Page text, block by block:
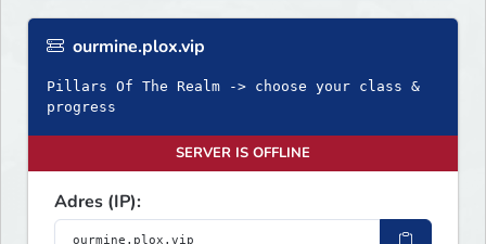
ourmine.plox.vip
Pillars Of The Realm -> choose your class &
progress
SERVER IS OFFLINE
Adres (IP):